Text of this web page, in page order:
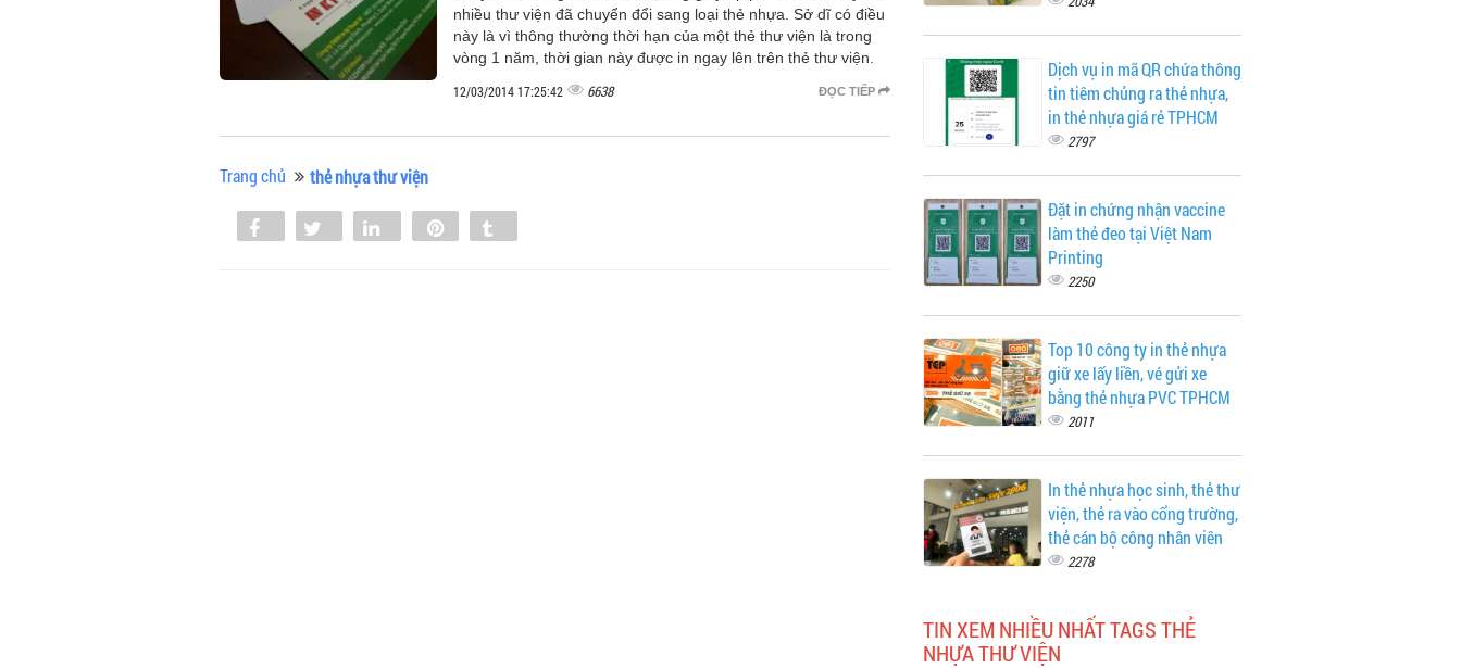
nhiều thư viện đã chuyển đổi sang loại thẻ nhựa. Sở dĩ có điều
này là vì thông thường thời hạn của một thẻ thư viện là trong
vòng 1 năm, thời gian này được in ngay lên trên thẻ thư viện.
ĐỌC TIẾP
12/03/2014 17:25:42 6638
Trang chủ thẻ nhựa thư viện
Share Tweet Share
Dịch vụ in mã QR chứa thông
tin tiêm chủng ra thẻ nhựa,
in thẻ nhựa giá rẻ TPHCM
2797
Đặt in chứng nhận vaccine
làm thẻ đeo tại Việt Nam
Printing
2250
Top 10 công ty in thẻ nhựa
giữ xe lấy liền, vé gửi xe
bằng thẻ nhựa PVC TPHCM
2011
In thẻ nhựa học sinh, thẻ thư
viện, thẻ ra vào cổng trường,
thẻ cán bộ công nhân viên
2278
TIN XEM NHIỀU NHẤT TAGS THẺ
NHỰA THƯ VIỆN